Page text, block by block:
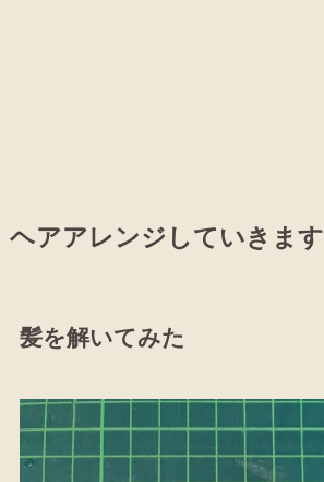
ヘアアレンジしていきます
髪を解いてみた